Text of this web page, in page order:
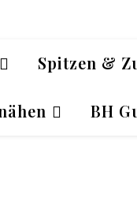
Spitzen &
BH